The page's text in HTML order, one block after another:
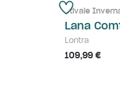
Stivale
Lana
Lontra
109,99 €